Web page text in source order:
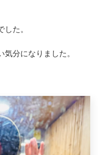
た。
分になりました。